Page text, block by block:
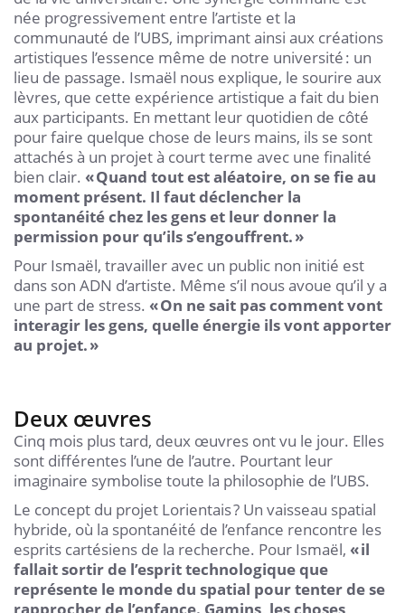
née progressivement entre l’artiste et la
communauté de l’UBS, imprimant ainsi aux créations
artistiques l’essence même de notre université : un
lieu de passage. Ismaël nous explique, le sourire aux
lèvres, que cette expérience artistique a fait du bien
aux participants. En mettant leur quotidien de côté
pour faire quelque chose de leurs mains, ils se sont
attachés à un projet à court terme avec une finalité
bien clair. « Quand tout est aléatoire, on se fie au
moment présent. Il faut déclencher la
spontanéité chez les gens et leur donner la
permission pour qu’ils s’engouffrent. »
Pour Ismaël, travailler avec un public non initié est
dans son ADN d’artiste. Même s’il nous avoue qu’il y a
une part de stress. « On ne sait pas comment vont
interagir les gens, quelle énergie ils vont apporter
au projet. »
Deux œuvres
Cinq mois plus tard, deux œuvres ont vu le jour. Elles
sont différentes l’une de l’autre. Pourtant leur
imaginaire symbolise toute la philosophie de l’UBS.
Le concept du projet Lorientais ? Un vaisseau spatial
hybride, où la spontanéité de l’enfance rencontre les
esprits cartésiens de la recherche. Pour Ismaël, « il
fallait sortir de l’esprit technologique que
représente le monde du spatial pour tenter de se
rapprocher de l’enfance. Gamins, les choses